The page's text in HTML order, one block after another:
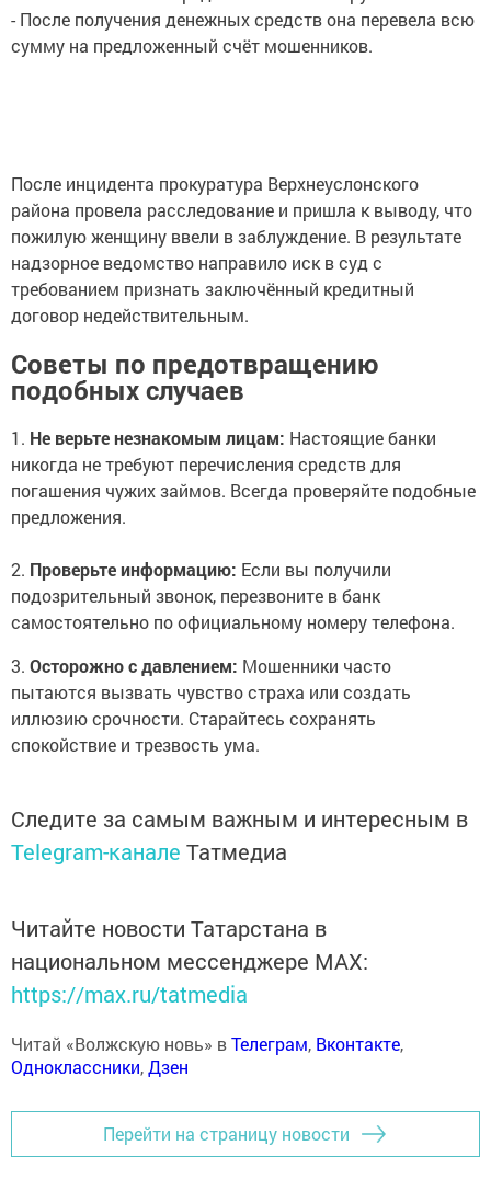
- После получения денежных средств она перевела всю
сумму на предложенный счёт мошенников.
После инцидента прокуратура Верхнеуслонского
района провела расследование и пришла к выводу, что
пожилую женщину ввели в заблуждение. В результате
надзорное ведомство направило иск в суд с
требованием признать заключённый кредитный
договор недействительным.
Советы по предотвращению
подобных случаев
1. Не верьте незнакомым лицам: Настоящие банки
никогда не требуют перечисления средств для
погашения чужих займов. Всегда проверяйте подобные
предложения.
2. Проверьте информацию: Если вы получили
подозрительный звонок, перезвоните в банк
самостоятельно по официальному номеру телефона.
3. Осторожно с давлением: Мошенники часто
пытаются вызвать чувство страха или создать
иллюзию срочности. Старайтесь сохранять
спокойствие и трезвость ума.
Следите за самым важным и интересным в
Telegram-канале Татмедиа
Читайте новости Татарстана в
национальном мессенджере MАХ:
https://max.ru/tatmedia
Читай «Волжскую новь» вТелеграм, Вконтакте,
Одноклассники,Дзен
Перейти на страницу новости